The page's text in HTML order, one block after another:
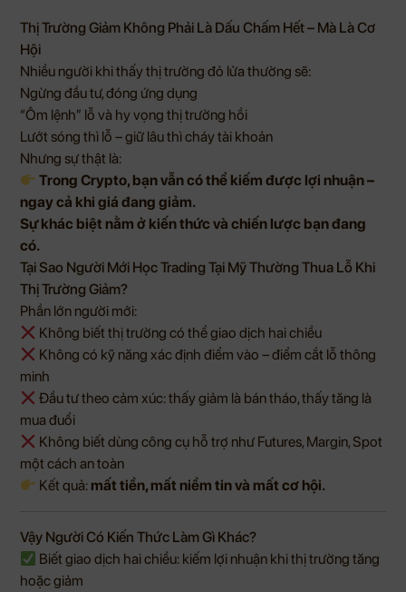
Thị Trường Giảm Không Phải Là Dấu Chấm Hết – Mà Là Cơ
Hội
Nhiều người khi thấy thị trường đỏ lửa thường sẽ:
Ngừng đầu tư, đóng ứng dụng
“Ôm lệnh” lỗ và hy vọng thị trường hồi
Lướt sóng thì lỗ – giữ lâu thì cháy tài khoản
Nhưng sự thật là:
Trong Crypto, bạn vẫn có thể kiếm được lợi nhuận –
ngay cả khi giá đang giảm.
Sự khác biệt nằm ở kiến thức và chiến lược bạn đang
có.
Tại Sao Người Mới Học Trading Tại Mỹ Thường Thua Lỗ Khi
Thị Trường Giảm?
Phần lớn người mới:
Không biết thị trường có thể giao dịch hai chiều
Không có kỹ năng xác định điểm vào – điểm cắt lỗ thông
minh
Đầu tư theo cảm xúc: thấy giảm là bán tháo, thấy tăng là
mua đuổi
Không biết dùng công cụ hỗ trợ như Futures, Margin, Spot
một cách an toàn
Kết quả: mất tiền, mất niềm tin và mất cơ hội.
Vậy Người Có Kiến Thức Làm Gì Khác?
Biết giao dịch hai chiều: kiếm lợi nhuận khi thị trường tăng
hoặc giảm